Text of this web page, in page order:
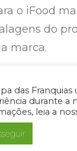
das Franquias
durante a
leia a
o iFood
do
marca.
cerca
gerar
“Assistir a
bom,